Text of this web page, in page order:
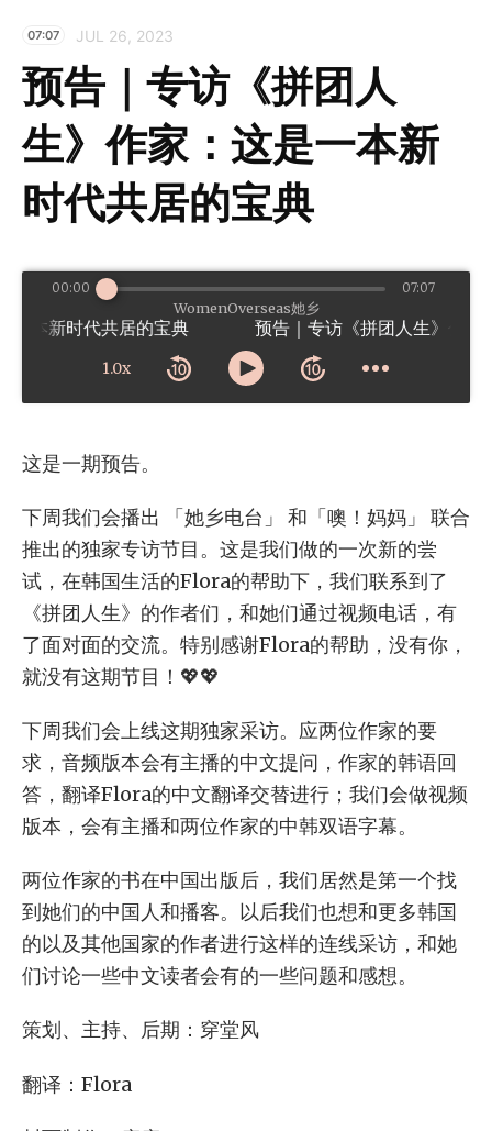
07:07 JUL 26, 2023
预告｜专访《拼团人
生》作家：这是一本新
时代共居的宝典
WomenOverseas她乡
本新时代共居的宝典
1.0x
00:00 07:07
这是一期预告。
下周我们会播出 「她乡电台」 和「噢！妈妈」 联合
推出的独家专访节目。这是我们做的一次新的尝
试，在韩国生活的Flora的帮助下，我们联系到了
《拼团人生》的作者们，和她们通过视频电话，有
了面对面的交流。特别感谢Flora的帮助，没有你，
就没有这期节目！💖💖
下周我们会上线这期独家采访。应两位作家的要
求，音频版本会有主播的中文提问，作家的韩语回
答，翻译Flora的中文翻译交替进行；我们会做视频
版本，会有主播和两位作家的中韩双语字幕。
两位作家的书在中国出版后，我们居然是第一个找
到她们的中国人和播客。以后我们也想和更多韩国
的以及其他国家的作者进行这样的连线采访，和她
们讨论一些中文读者会有的一些问题和感想。
策划、主持、后期：穿堂风
翻译：Flora